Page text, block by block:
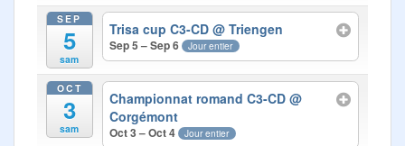
SEP
5
sam
Trisa cup C3-CD@ Triengen
Sep 5 – Sep 6 Jour entier
OCT
3
sam
Championnat romand C3-CD@
Corgémont
Oct 3 – Oct 4 Jour entier